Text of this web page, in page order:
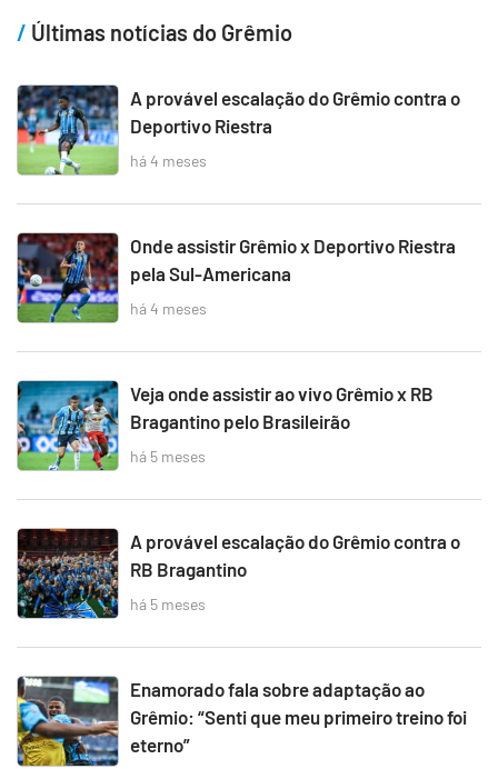
Últimas notícias do Grêmio
A provável escalação do Grêmio contra o
Deportivo Riestra
há 4 meses
Onde assistir Grêmio x Deportivo Riestra
pela Sul-Americana
há 4 meses
Veja onde assistir ao vivo Grêmio x RB
Bragantino pelo Brasileirão
há 5 meses
A provável escalação do Grêmio contra o
RB Bragantino
há 5 meses
Enamorado fala sobre adaptação ao
Grêmio: “Senti que meu primeiro treino foi
eterno”